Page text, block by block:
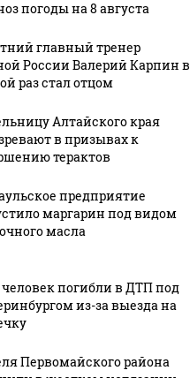
погоды на 8 августа
главный тренер
России Валерий Карпин в
раз стал отцом
Алтайского края
в призывах к
терактов
предприятие
маргарин под видом
масла
погибли в ДТП под
из-за выезда на
Первомайского района